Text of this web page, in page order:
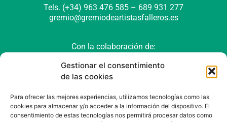
Gestionar el consentimiento
de las cookies
Para ofrecer las mejores experiencias, utilizamos tecnologías como las
cookies para almacenar y/o acceder a la información del dispositivo. El
consentimiento de estas tecnologías nos permitirá procesar datos como
Tels. (+34) 963 476 585 – 689 931 277
gremio@gremiodeartistasfalleros.es
Con la colaboración de: